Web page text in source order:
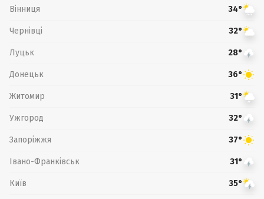
Вінниця 34°
Чернівці 32°
Луцьк 28°
Донецьк 36°
Житомир 31°
Ужгород 32°
Запоріжжя 37°
Івано-Франківськ 31°
Київ 35°